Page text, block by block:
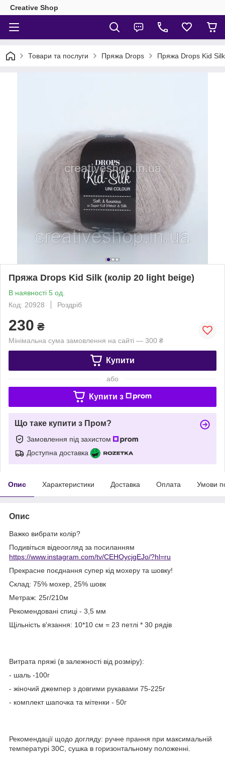
Creative Shop
Товари та послуги Пряжа Drops Пряжа Drops Kid Silk
Пряжа Drops Kid Silk (колір 20 light beige)
В наявності 5 од.
Код: 20928
Роздріб
230 ₴
Мінімальна сума замовлення на сайті — 300 ₴
Купити
або
Купити з
Що таке купити з Пром?
Замовлення під захистом
Доступна доставка
Опис Характеристики Доставка Оплата Умови
Опис
Важко вибрати колір?
Подивіться відеоогляд за посиланням
https://www.instagram.com/tv/CEHOycjgEJo/?hl=ru
Прекрасне поєднання супер кід мохеру та шовку!
Склад: 75% мохер, 25% шовк
Метраж: 25г/210м
Рекомендовані спиці - 3,5 мм
Щільність в'язання: 10*10 см = 23 петлі * 30 рядів
Витрата пряжі (в залежності від розміру):
- шаль -100г
- жіночий джемпер з довгими рукавами 75-225г
- комплект шапочка та мітенки - 50г
Рекомендації щодо догляду: ручне прання при максимальній
температурі 30С, сушка в горизонтальному положенні.